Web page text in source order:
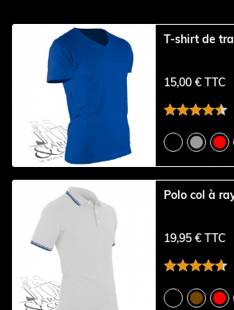
T-shirt de
15,00 € TTC
Polo col à
19,95 € TTC